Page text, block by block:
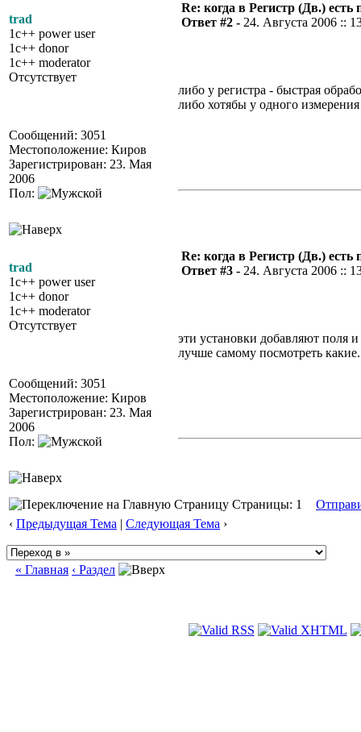
trad
1c++ power user
1c++ donor
1c++ moderator
Отсутствует
Сообщений: 3051
Местоположение: Киров
Зарегистрирован: 23. Мая
2006
Пол:
Re: когда в Регистр (Дв.)
Ответ #2 - 24. Августа 2006 ::
либо у регистра - быстрая
либо хотябы у одного
trad
1c++ power user
1c++ donor
1c++ moderator
Отсутствует
Сообщений: 3051
Местоположение: Киров
Зарегистрирован: 23. Мая
2006
Пол:
Re: когда в Регистр (Дв.)
Ответ #3 - 24. Августа 2006 ::
эти установки добавляют поля
лучше самому посмотреть какие.
Страницы: 1
‹ Предыдущая Тема | Следующая Тема ›
« Главная ‹ Раздел